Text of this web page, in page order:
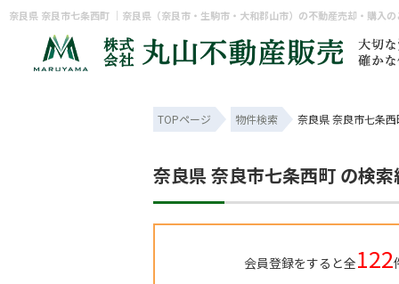
奈良県 奈良市七条西町 ｜奈良県（奈良市・生駒市・大和郡山市）の不動産売却・購入
TOPページ 物件検索 奈良県 奈良市七条
奈良県 奈良市七条西町 の検
会員登録をすると全122